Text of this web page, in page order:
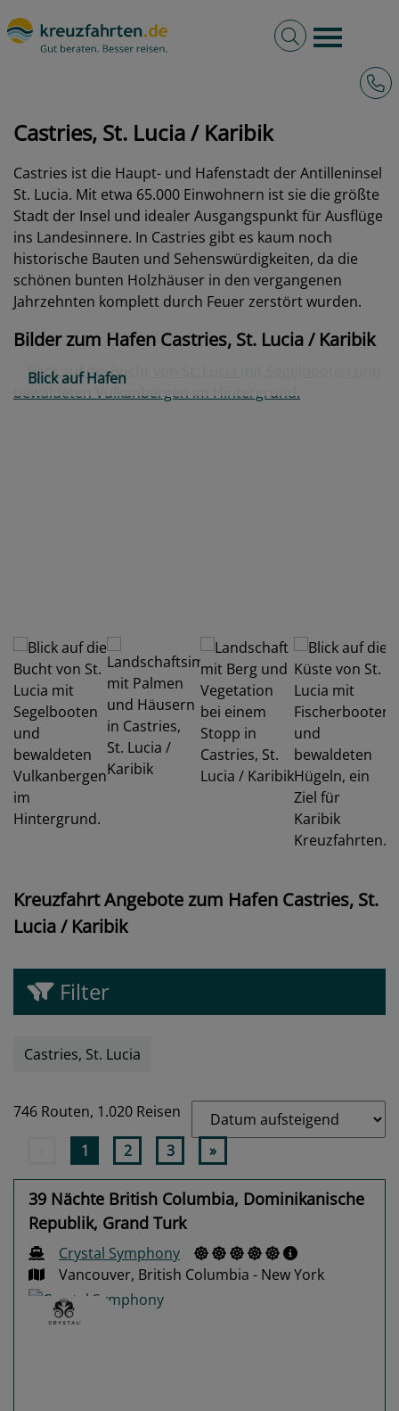
Burger
Volltextsuche
Castries, St. Lucia / Karibik
Castries ist die Haupt- und Hafenstadt der Antilleninsel
St. Lucia. Mit etwa 65.000 Einwohnern ist sie die größte
Stadt der Insel und idealer Ausgangspunkt für Ausflüge
ins Landesinnere. In Castries gibt es kaum noch
historische Bauten und Sehenswürdigkeiten, da die
schönen bunten Holzhäuser in den vergangenen
Jahrzehnten komplett durch Feuer zerstört wurden.
Bilder zum Hafen Castries, St. Lucia / Karibik
Blick auf Hafen
Kreuzfahrt Angebote zum Hafen Castries, St.
Lucia / Karibik
Filter
Castries, St. Lucia
746 Routen, 1.020 Reisen
1 2 3 »
39 Nächte British Columbia, Dominikanische
Republik, Grand Turk
Crystal Symphony
Vancouver, British Columbia - New York